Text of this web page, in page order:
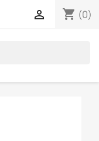
shopping_cart (0)
